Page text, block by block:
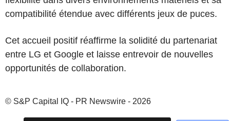
compatibilité étendue avec différents jeux de puces.
Cet accueil positif réaffirme la solidité du partenariat
entre LG et Google et laisse entrevoir de nouvelles
opportunités de collaboration.
© S&P Capital IQ - PR Newswire - 2026